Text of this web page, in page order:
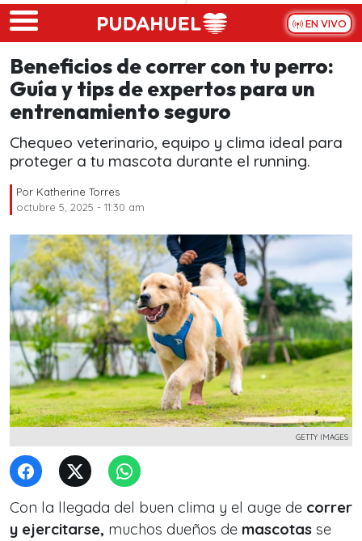
Skip to main content
EN VIVO
Beneficios de correr con tu perro:
Guía y tips de expertos para un
entrenamiento seguro
Chequeo veterinario, equipo y clima ideal para
proteger a tu mascota durante el running.
Por Katherine Torres
octubre 5, 2025 - 11:30 am
GETTY IMAGES
Con la llegada del buen clima y el auge de correr
y ejercitarse, muchos dueños de mascotas se